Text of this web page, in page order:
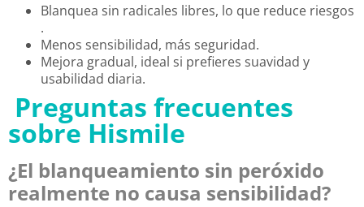
Blanquea sin radicales libres, lo que reduce riesgos
.
Menos sensibilidad, más seguridad.
Mejora gradual, ideal si prefieres suavidad y
usabilidad diaria.
Preguntas frecuentes
sobre Hismile
¿El blanqueamiento sin peróxido
realmente no causa sensibilidad?